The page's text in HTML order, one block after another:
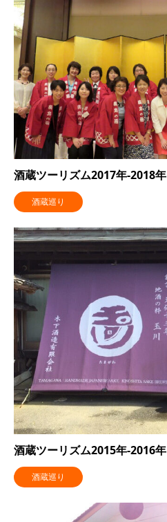
酒蔵ツーリズム2017年-2018年
酒蔵巡り
酒蔵ツーリズム2015年-2016年
酒蔵巡り